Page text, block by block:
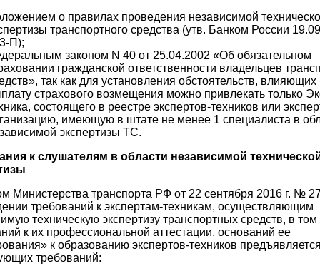
о правилах проведения независимой
транспортного средства (утв. Банком России
П);
законом N 40 от 25.04.2002 «Об обязательном
гражданской ответственности владельцев
так как для установления обстоятельств, влияющих
страхового возмещения можно привлекать только
состоящего в реестре экспертов-техников или
имеющую в штате не менее 1 специалиста в
экспертизы ТС.
к слушателям в области независимой
Министерства транспорта РФ от 22 сентября 2016 г. №
требований к экспертам-техникам, осуществляющим
техническую экспертизу транспортных средств, в том
к их профессиональной аттестации, оснований ее
к образованию экспертов-техников
требований: